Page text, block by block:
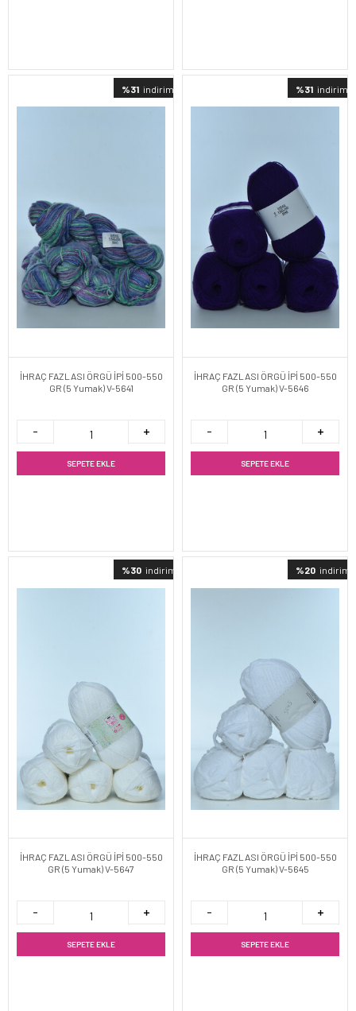
%31 indirimli
İHRAÇ FAZLASI ÖRGÜ İPİ 500-550
GR (5 Yumak) V-5641
SEPETE EKLE
%31 indirimli
İHRAÇ FAZLASI ÖRGÜ İPİ 500-550
GR (5 Yumak) V-5646
SEPETE EKLE
%30 indirimli
İHRAÇ FAZLASI ÖRGÜ İPİ 500-550
GR (5 Yumak) V-5647
SEPETE EKLE
%20 indirimli
İHRAÇ FAZLASI ÖRGÜ İPİ 500-550
GR (5 Yumak) V-5645
SEPETE EKLE